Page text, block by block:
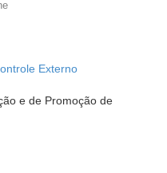
Externo
e de Promoção de